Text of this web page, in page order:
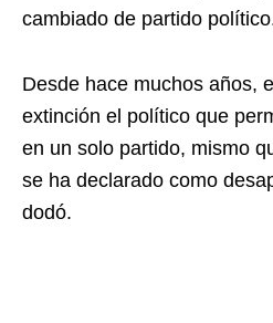
cambiado de partido
Desde hace muchos años,
extinción el político que
en un solo partido, mismo
se ha declarado como
dodó.